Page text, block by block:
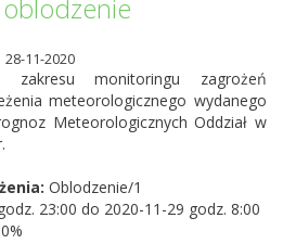
oblodzenie
28-11-2020
monitoringu zagrożeń
meteorologicznego wydanego
Meteorologicznych Oddział w
Oblodzenie/1
23:00 do 2020-11-29 godz. 8:00